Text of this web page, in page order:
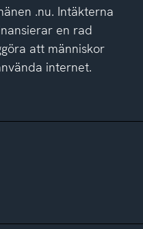
.nu. Intäkterna
en rad
att människor
internet.